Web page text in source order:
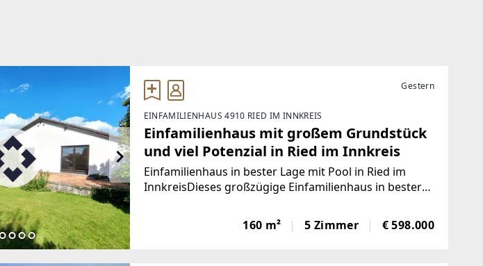
Gestern
EINFAMILIENHAUS 4910 RIED IM INNKREIS
Einfamilienhaus mit großem Grundstück
und viel Potenzial in Ried im Innkreis
Einfamilienhaus in bester Lage mit Pool in Ried im
InnkreisDieses großzügige Einfamilienhaus in bester
Wohnkomfort, viel Platz für die ganze Familie und
attraktive Freizeitmöglichkeiten direkt im
160 m² 5 Zimmer € 598.000